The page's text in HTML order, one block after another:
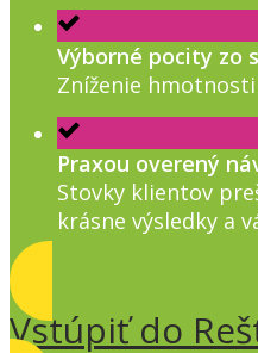
Výborné pocity zo
Zníženie
Praxou overený
Stovky klientov
krásne výsledky a
Vstúpiť do